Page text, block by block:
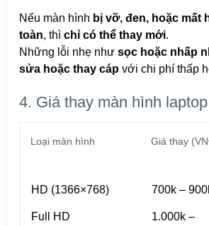
Nếu màn hình bị vỡ, đen, hoặc mất
toàn, thì chỉ có thể thay mới.
Những lỗi nhẹ như sọc hoặc nhấp
sửa hoặc thay cápvới chi phí thấp
4. Giá thay màn hình
Loại màn hình Giá thay
HD (1366×768) 700k –
Full HD
1.000k –